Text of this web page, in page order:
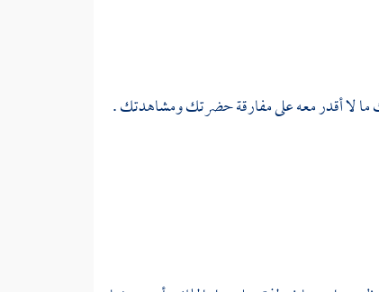
ما لا أقدر معه على مفارقة حضرتك ومشاهدتك .